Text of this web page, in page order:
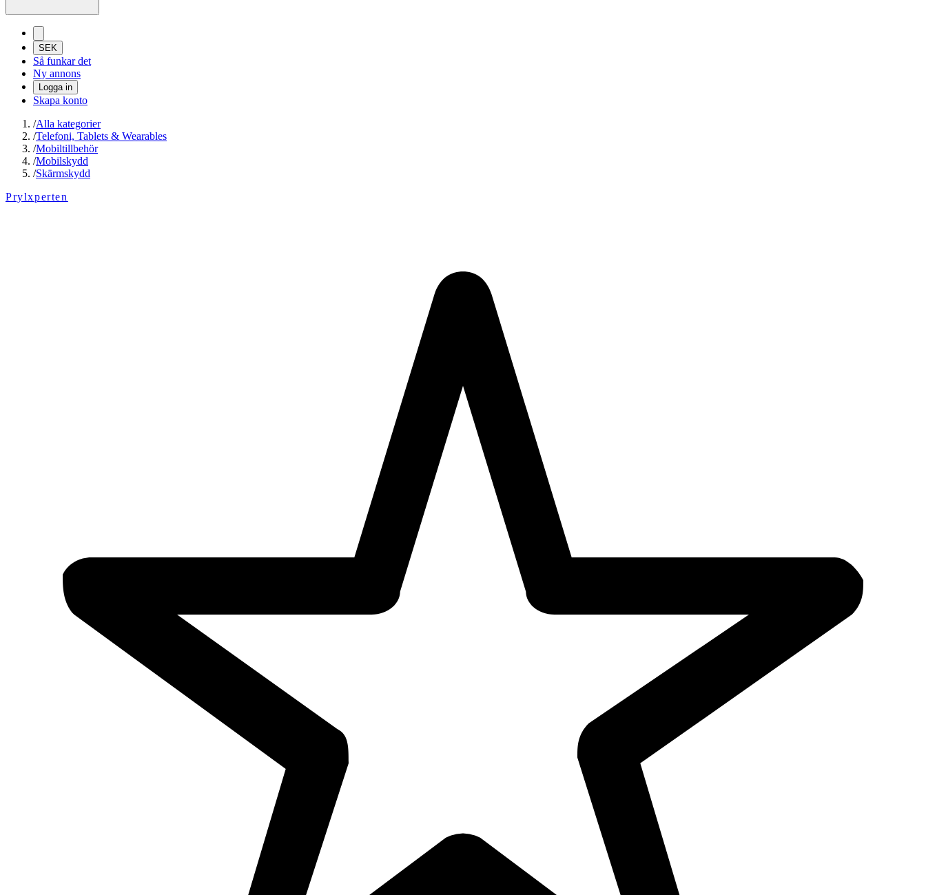
SEK
Så funkar det
Ny annons
Logga in
Skapa konto
/Alla kategorier
/Telefoni, Tablets & Wearables
/Mobiltillbehör
/Mobilskydd
/Skärmskydd
Prylxperten